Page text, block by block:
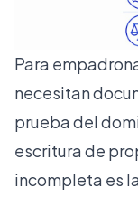
Para
necesitan
prueba del
escritura de
incompleta es